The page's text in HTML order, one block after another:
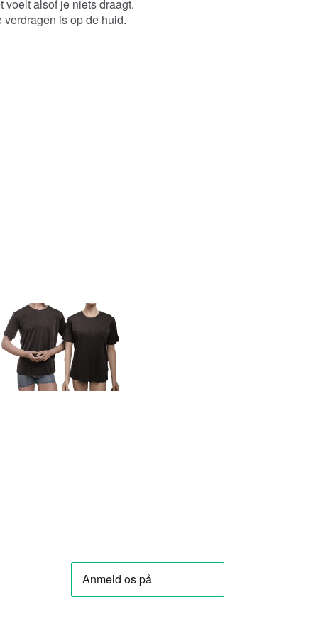
voelt alsof je niets draagt.
is op de huid.
448,00 DKK
VOEG TOE
AAN